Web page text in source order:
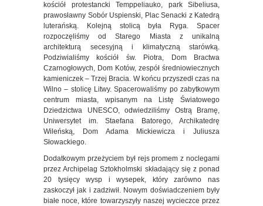
kościół protestancki Temppeliauko, park Sibeliusa,
prawosławny Sobór Uspienski, Plac Senacki z Katedrą
luterańską. Kolejną stolicą była Ryga. Spacer
rozpoczęliśmy od Starego Miasta z unikalną
architekturą secesyjną i klimatyczną starówką.
Podziwialiśmy kościół św. Piotra, Dom Bractwa
Czarnogłowych, Dom Kotów, zespół średniowiecznych
kamieniczek – Trzej Bracia. W końcu przyszedł czas na
Wilno – stolicę Litwy. Spacerowaliśmy po zabytkowym
centrum miasta, wpisanym na Listę Światowego
Dziedzictwa UNESCO, odwiedziliśmy Ostrą Bramę,
Uniwersytet im. Staefana Batorego, Archikatedrę
Wileńską, Dom Adama Mickiewicza i Juliusza
Słowackiego.
Dodatkowym przeżyciem był rejs promem z noclegami
przez Archipelag Sztokholmski składający się z ponad
20 tysięcy wysp i wysepek, który zarówno nas
zaskoczył jak i zadziwił. Nowym doświadczeniem były
białe noce, które towarzyszyły naszej wycieczce przez